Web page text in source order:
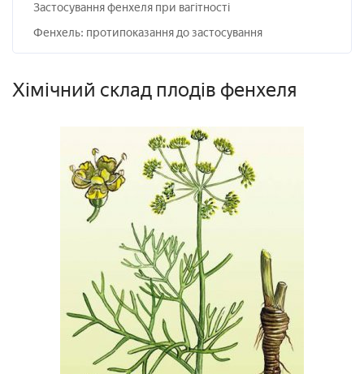
Застосування фенхеля при вагітності
Фенхель: протипоказання до застосування
Хімічний склад плодів фенхеля